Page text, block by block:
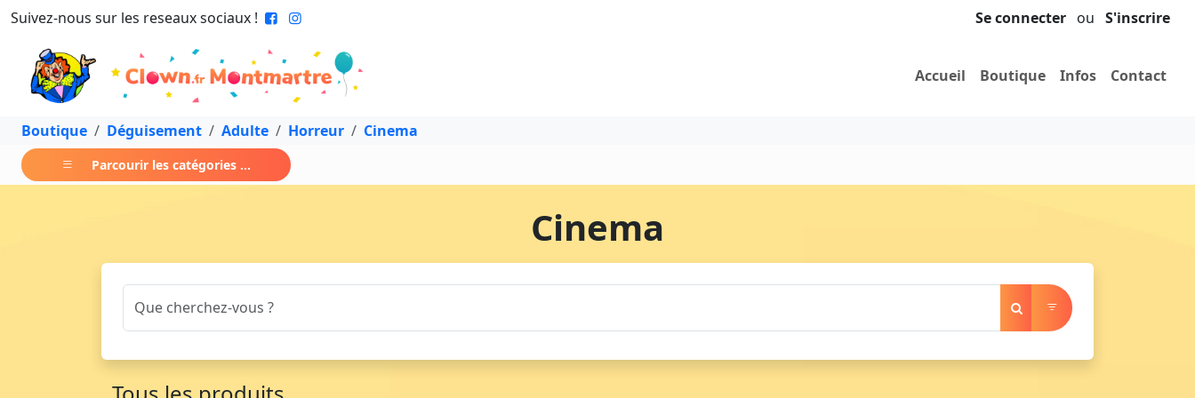
Suivez-nous sur les reseaux sociaux ! Se connecter ou S'inscrire
Accueil Boutique Infos Contact
Boutique Déguisement Adulte Horreur Cinema
Parcourir les catégories ...
Cinema